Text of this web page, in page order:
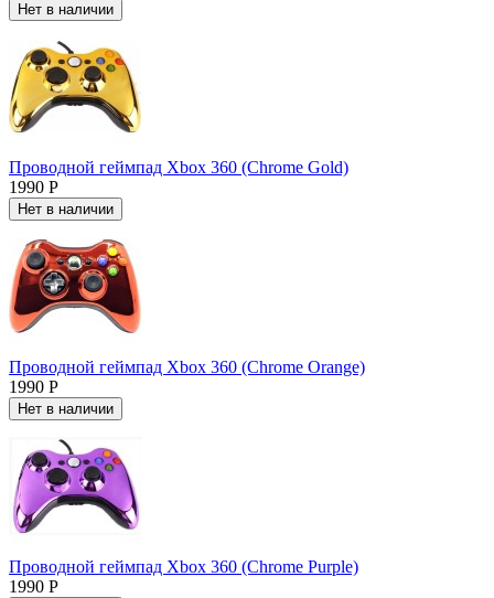
Нет в наличии
Проводной геймпад Xbox 360 (Chrome Gold)
1990 Р
Нет в наличии
Проводной геймпад Xbox 360 (Chrome Orange)
1990 Р
Нет в наличии
Проводной геймпад Xbox 360 (Chrome Purple)
1990 Р